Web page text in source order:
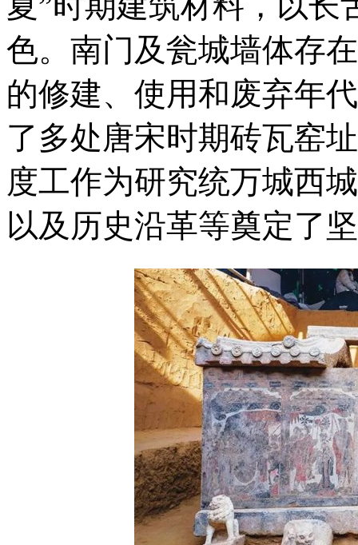
色。南门及瓮城墙体存
的修建、使用和废弃年
了多处唐宋时期砖瓦窑
度工作为研究统万城西
以及历史沿革等奠定了